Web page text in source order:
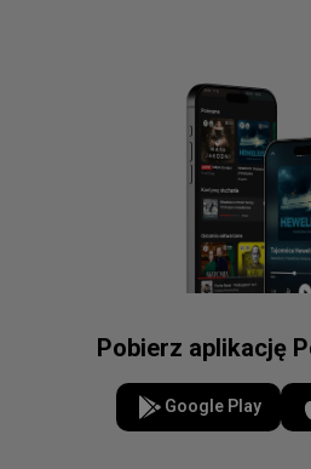
Pobierz aplikację
Google Play